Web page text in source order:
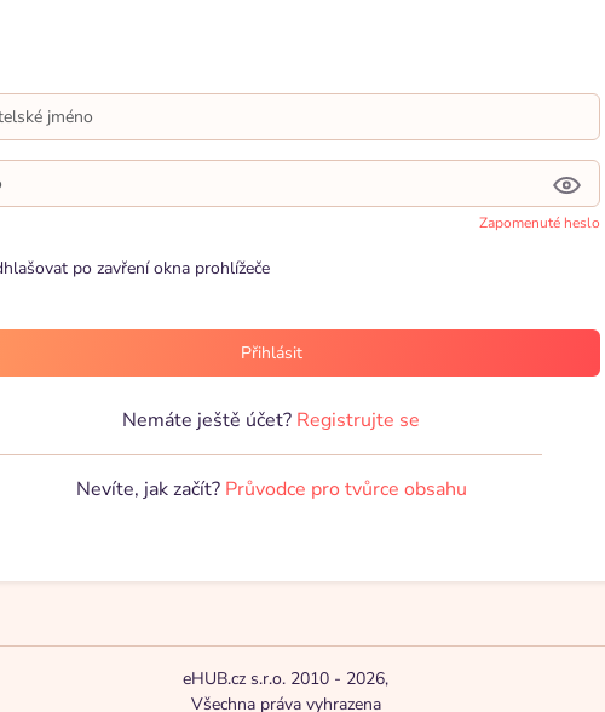
Zapomenuté heslo
po zavření okna prohlížeče
Přihlásit
Nemáte ještě účet? Registrujte se
Nevíte, jak začít? Průvodce pro tvůrce obsahu
eHUB.cz s.r.o. 2010 - 2026,
Všechna práva vyhrazena